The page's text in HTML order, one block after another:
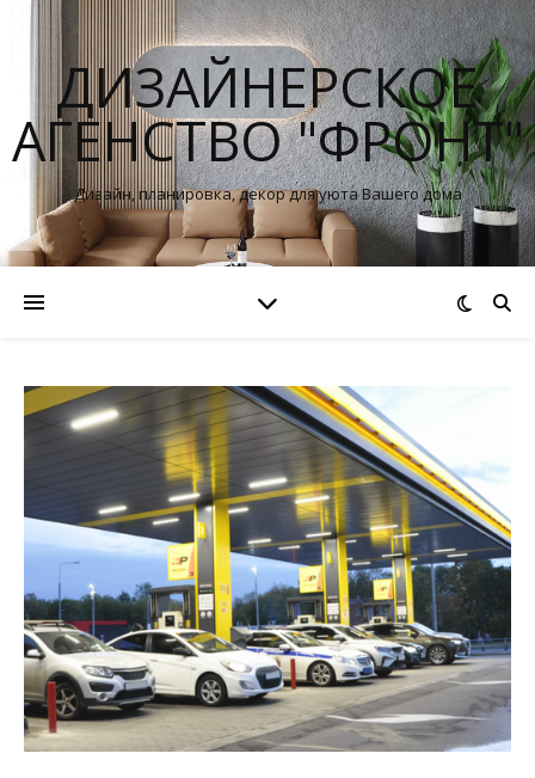
ДИЗАЙНЕРСКОЕ
АГЕНСТВО "ФРОНТ"
Дизайн, планировка, декор для уюта Вашего дома